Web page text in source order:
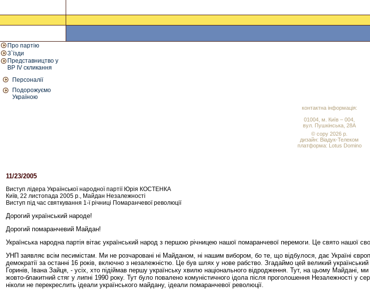
Про партію
З`їзди
Представництво у
ВР IV скликання
Персоналії
Подорожуємо
Україною
контактна інформація:
01004, м. Київ – 004,
вул. Пушкінська, 28А
© copy 2026 р.
дизайн: Віадук-Телеком
платформа: Lotus Domino
11/23/2005
Виступ лідера Української народної партії Юрія КОСТЕНКА
Київ, 22 листопада 2005 р., Майдан Незалежності
Виступ під час святкування 1-ї річниці Помаранчевої революції
Дорогий український народе!
Дорогий помаранчевий Майдан!
Українська народна партія вітає український народ з першою річницею нашої помаранчевої перемоги. Це свято нашої
УНП заявляє всім песимістам. Ми не розчаровані ні Майданом, ні нашим вибором, бо те, що відбулося, дає Україні
демократії за останні 16 років, включно з незалежністю. Це був шлях у нове рабство. Згадаймо цей великий
Горинів, Івана Зайця, - усіх, хто підіймав першу українську хвилю національного відродження. Тут, на цьому
жовто-блакитний стяг у липні 1990 року. Тут було повалено комуністичного ідола після проголошення Незалежності у
ніколи не перекреслить ідеали українського майдану, ідеали помаранчевої революції.